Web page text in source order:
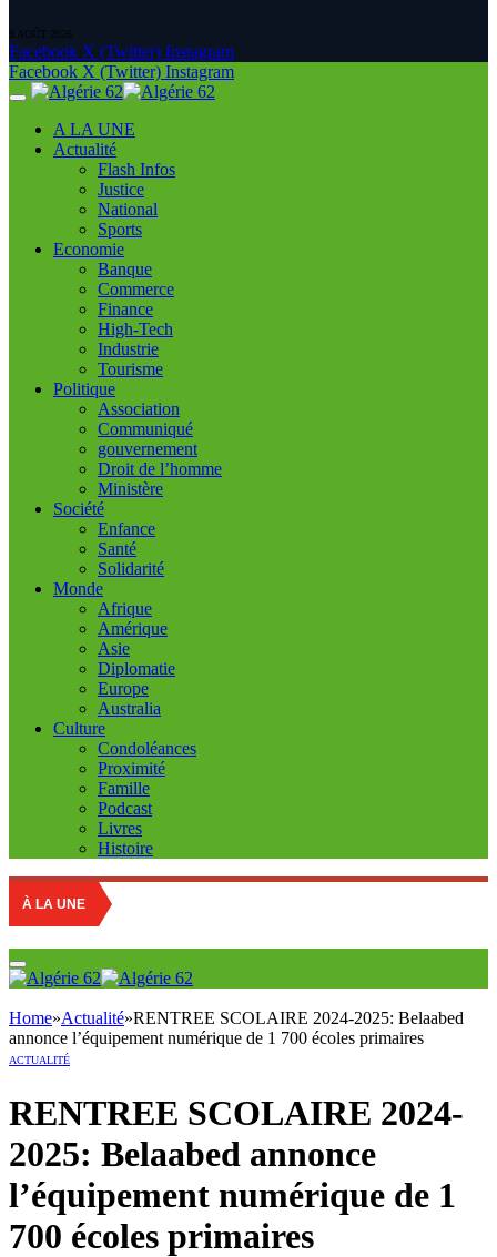
9 AOÛT 2026
Facebook X (Twitter) Instagram
Facebook X (Twitter) Instagram
A LA UNE
Actualité
Flash Infos
Justice
National
Sports
Economie
Banque
Commerce
Finance
High-Tech
Industrie
Tourisme
Politique
Association
Communiqué
gouvernement
Droit de l’homme
Ministère
Société
Enfance
Santé
Solidarité
Monde
Afrique
Amérique
Asie
Diplomatie
Europe
Australia
Culture
Condoléances
Proximité
Famille
Podcast
Livres
Histoire
À LA UNE
Home»Actualité»RENTREE SCOLAIRE 2024-2025: Belaabed
annonce l’équipement numérique de 1 700 écoles primaires
ACTUALITÉ
RENTREE SCOLAIRE 2024-
2025: Belaabed annonce
l’équipement numérique de 1
700 écoles primaires